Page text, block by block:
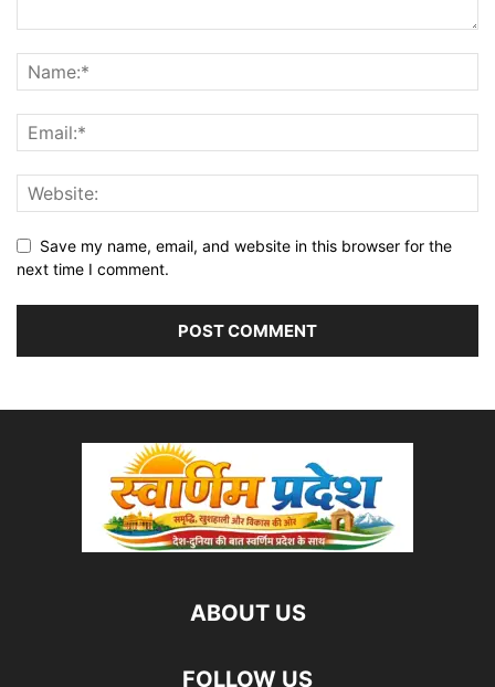
Save my name, email, and website in this browser for the
next time I comment.
ABOUT US
FOLLOW US